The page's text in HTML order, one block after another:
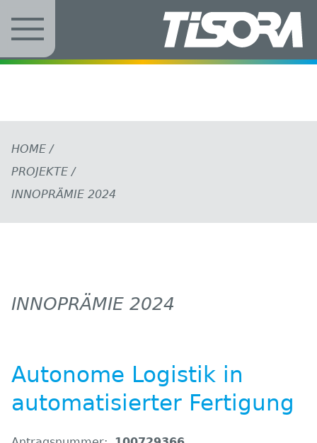
HOME /
PROJEKTE /
INNOPRÄMIE 2024
INNOPRÄMIE 2024
Autonome Logistik in
automatisierter Fertigung